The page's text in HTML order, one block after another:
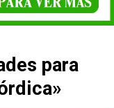
para